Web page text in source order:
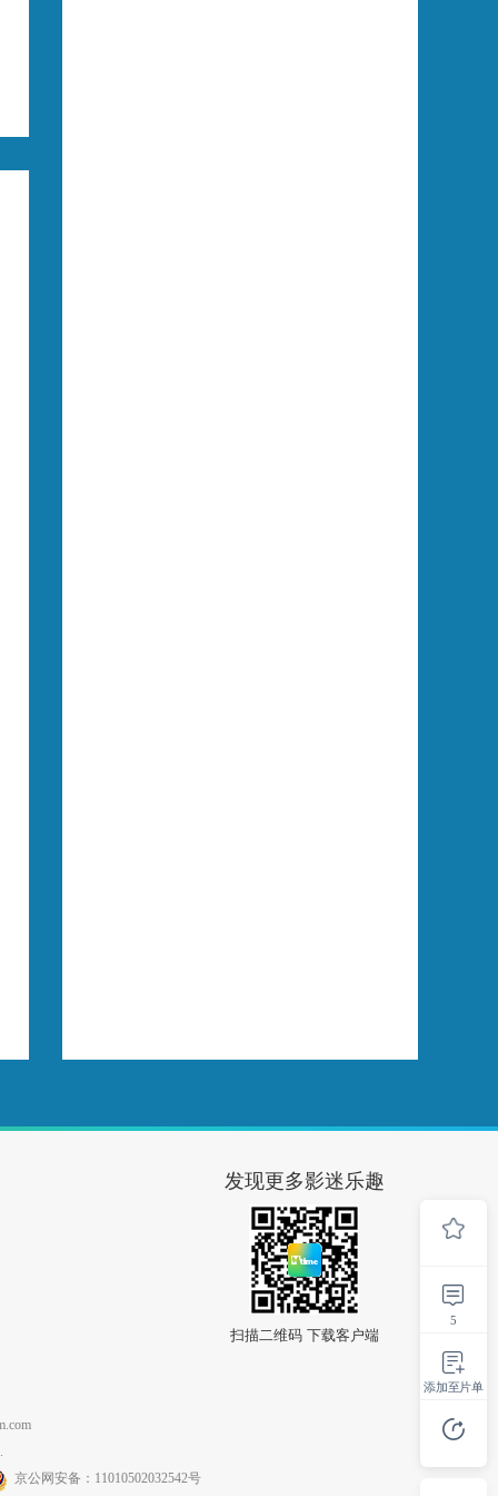
5
添加至片单
发现更多影迷乐趣
扫描二维码 下载客户端
京公网安备：11010502032542号